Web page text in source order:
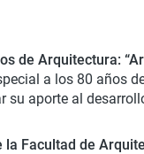
de Arquitectura:
a los 80 años
su aporte al
la Facultad de